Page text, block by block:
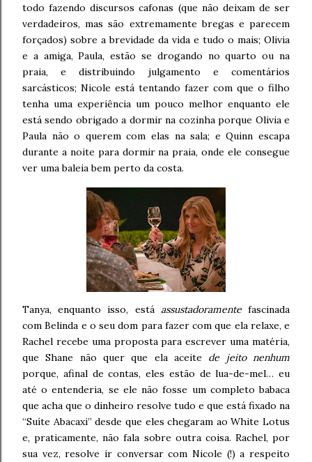
todo fazendo discursos cafonas (que não deixam de ser
verdadeiros, mas são extremamente bregas e parecem
forçados) sobre a brevidade da vida e tudo o mais; Olivia
e a amiga, Paula, estão se drogando no quarto ou na
praia, e distribuindo julgamento e comentários
sarcásticos; Nicole está tentando fazer com que o filho
tenha uma experiência um pouco melhor enquanto ele
está sendo obrigado a dormir na cozinha porque Olivia e
Paula não o querem com elas na sala; e Quinn escapa
durante a noite para dormir na praia, onde ele consegue
ver uma baleia bem perto da costa.
Tanya, enquanto isso, está assustadoramentefascinada
com Belinda e o seu dom para fazer com que ela relaxe, e
Rachel recebe uma proposta para escrever uma matéria,
que Shane não quer que ela aceite de jeito nenhum
porque, afinal de contas, eles estão de lua-de-mel… eu
até o entenderia, se ele não fosse um completo babaca
que acha que o dinheiro resolve tudo e que está fixado na
“Suíte Abacaxi” desde que eles chegaram ao White Lotus
e, praticamente, não fala sobre outra coisa. Rachel, por
sua vez, resolve ir conversar com Nicole (!) a respeito